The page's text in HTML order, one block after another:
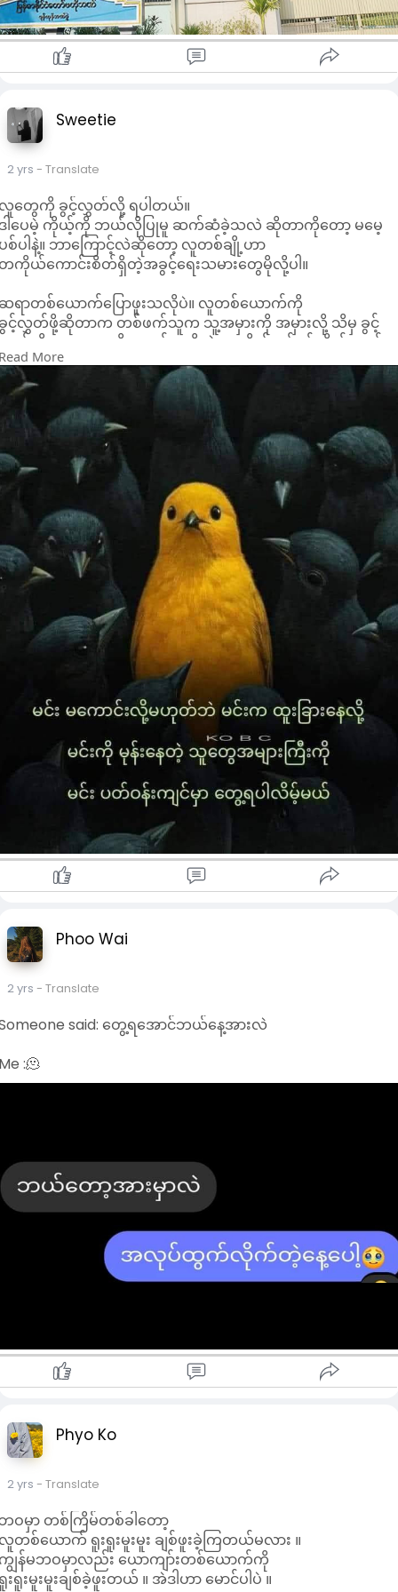
CBM’s notification dated 14 August about
of $100 million towards the fuel oil sector, it
over $9.498 million at exchange rate of K3,400 on 15
over $89.975 million at exchange rate of K3,410
over $35 million at exchange rate of K3,460 on 26
and $16.9 million at exchange rate of K3,472 on 28
respectively.
announced on 9 August that it would sell $6 million,
million yuan and 10 million baht into the edible oil, fuel
and pharmaceutical sectors through online foreign
trading platforms in the coming weeks.
sold $5 million and five million yuan for the fuel oil,
oil and pharmaceutical sectors on 2 August, after
banks sold 69 million baht and nine million
for those importing edible oil, fertilizer,
and medical devices on 1 August
a foreign exchange trading platform.
CBM injected over $190 million, 19 million yuan
79 million baht in August.
aims to curb the instability in the foreign exchange
and the currency devaluation. According to
notification on 15 March, it has been joining hands
law enforcement agencies to combat and
those who attempt to manipulate the
market under the existing laws. CBM allowed
dealers (private banks) to operate online
exchange trading freely as per the market rate
on supply and demand, starting from 5
2023. — NN/KK
Sweetie
2 yrs - Translate
တွေကို ခွင့်လွှတ်လို့ ရပါတယ်။
ါပေမဲ့ ကိုယ့်ကို ဘယ်လိုပြုမူ ဆက်ဆံခဲ့သလဲ ဆိုတာကိုတော့ မမေ့
စ်ပါနဲ့။ ဘာကြောင့်လဲဆိုတော့ လူတစ်ချို့ဟာ
ကိုယ်ကောင်းစိတ်ရှိတဲ့အခွင့်ရေးသမားတွေမိုလို့ပါ။
ရာတစ်ယောက်ပြောဖူးသလိုပဲ။ လူတစ်ယောက်ကို
င့်လွှတ်ဖို့ဆိုတာက တစ်ဖက်သူက သူ့အမှားကို အမှားလို့ သိမှ ခွင့်
တ်လို့ရတာ။ မှားလို့ မှားမှန်းမသိတဲ့သူ၊ ကိုယ့်လုပ်ရပ်ကိုယ် နောင်
ရတဲ့လူမျိုးကိုကျ ခွင့်လွှတ်ရတယ်မခေါ်ဘူး။ ကျောခိုင်းရတာ။
စ်စုံတစ်ယောက်ကို ခွင့်လွှတ်လိုက်ခြင်းဟာ မိမိကိုယ်မိမိ
တ်မြောက်စေတဲ့ တစ်ခုတည်းသော နည်းလမ်းပဲ။
ဒါကြောင့် ခွင့်လွှတ်တတ်တဲ့စိတ်က ဘဝနေထိုင်မှုအတွက်
ရေးကြီးတာ။
င့်လွှတ်တယ်ဆိုတာ တစ်ဖက်သူရဲ့ လုပ်ရပ်တွေကို
န်ပါတယ်လို့ သဘောတူပေးလိုက်တာ မဟုတ်ဘူး။
ပါတယ် ဘာမှမဖြစ်ပါဘူးဆိုပြီး ခံခဲ့သမျှတွေကို မေ့လိုက်ဖို့ မဟုတ်
း။ တစ်ခါတလေမှာလေ ခွင့်လွှတ်ခြင်းဆိုတာ နောက်ထပ်တစ်ခါ မ
တ်သက်ချင်တော့ခြင်းလို့ အဓိပ္ပာယ်ကောက်လို့ရတဲ့ အခါတွေရှိ
ကယ်သူ့အမှားသူသိတဲ့ လူကို ခွင့်လွှတ်ရတာက
င့်လွှတ်ဖို့ ထိုက်တန်တယ်။ ပြောချင်တာက ကိုယ့်အမှားကို သူများ
မှား ပြန်လုပ်ပြီး မှားလို့ မှားမှန်းမသိတဲ့ လူမျိုးတွေနဲ့ ကြုံတဲ့အခါ
စ်ဖက်သတ် ခွင့်လွှတ်လိုက်ရတာမျိုး ရှိတယ်။
တ်ဓာတ်နိုမ့်ကျတဲ့လူတချိူ့ကစိတ်ကိုယ့်အမှားကိုယ်ဝန်မခံပဲ
စ်နာခဲ့သူကိုတောင်တဖန်ပြန်ပြီးကျေးဇူးတင်စေချင်သေးတယ်
သူတို့ရဲ့လုပ်ရပ်ဟာခံပြင်းစရာ ကောင်းပေမဲ့ ခွင့်လွှတ်လိုက်
င့်လွှတ်လိုက်ဆိုတာထက် ဖြစ်နိုင်ရင်ကျောခိုင်းထားလိုက်။
inner peace matters!!
များရှို့တဲ့မီးကြောင့် ကိုယ်မလောင်ရဖို့ အရေးကြီးတယ်။ မှားတာ
န်တာတွေ ပြိုင်မငြင်းနေနဲ့။ စိတ်အကြည်ဓာတ်ပျက်ရတယ်။
ါကြောင့် ခွင့်လွှတ်ပါ။
မေ့ပစ်နဲ့။
More
Phoo Wai
2 yrs - Translate
said: တွေ့ရအောင်ဘယ်နေ့အားလဲ
:🫠
Phyo Ko
2 yrs - Translate
ဝမှာ တစ်ကြိမ်တစ်ခါတော့
တစ်ယောက် ရူးရူးမူးမူး ချစ်ဖူးခဲ့ကြတယ်မလား ။
ျွန်မဘဝမှာလည်း ယောကျာ်းတစ်ယောက်ကို
းရူးမူးမူးချစ်ခဲ့ဖူးတယ် ။ အဲဒါဟာ မောင်ပါပဲ ။